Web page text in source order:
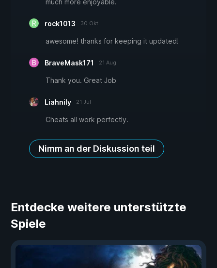
much more enjoyable.
rock1013 30 Okt
awesome! thanks for keeping it updated!
BraveMask171 21 Aug
Thank you. Great Job
Liahnily 21 Jul
Cheats all work perfectly.
Nimm an der Diskussion teil
Entdecke weitere unterstützte
Spiele